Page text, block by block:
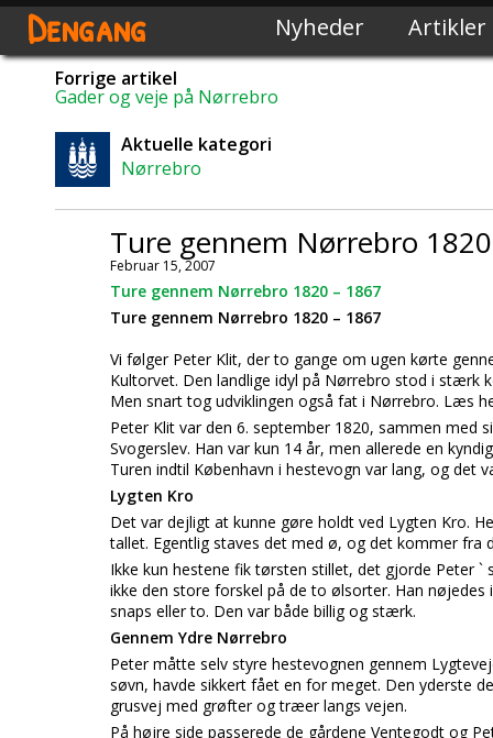
Dengang Nyheder Artikler
Forrige artikel
Gader og veje på Nørrebro
Aktuelle kategori
Nørrebro
Ture gennem Nørrebro
Februar 15, 2007
Ture gennem Nørrebro 1820 – 1867
Ture gennem Nørrebro 1820 – 1867
Vi følger Peter Klit, der to gange om ugen kørte
Kultorvet. Den landlige idyl på Nørrebro stod i
Men snart tog udviklingen også fat i Nørrebro. Læs
Peter Klit var den 6. september 1820, sammen med
Svogerslev. Han var kun 14 år, men allerede en
Turen indtil København i hestevogn var lang, og det
Lygten Kro
Det var dejligt at kunne gøre holdt ved Lygten Kro.
tallet. Egentlig staves det med ø, og det kommer fra
Ikke kun hestene fik tørsten stillet, det gjorde Peter
ikke den store forskel på de to ølsorter. Han
snaps eller to. Den var både billig og stærk.
Gennem Ydre Nørrebro
Peter måtte selv styre hestevognen gennem
søvn, havde sikkert fået en for meget. Den yderste
grusvej med grøfter og træer langs vejen.
På højre side passerede de gårdene Ventegodt og